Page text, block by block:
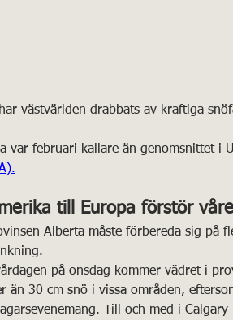
västvärlden drabbats av kraftiga
var februari kallare än genomsnittet i
till Europa förstör
Alberta måste förbereda sig på
på onsdag kommer vädret i
än 30 cm snö i vissa områden,
Till och med i